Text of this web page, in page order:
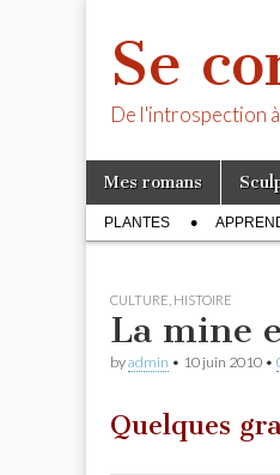
Se
De l'introspection
Main
menu
Skip
content
Mes romans
Sub
menu
PLANTES
CULTURE HISTOIRE
La mine
byadmin • 10 juin 2010 •
Quelques